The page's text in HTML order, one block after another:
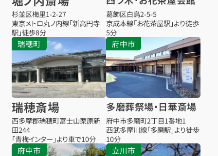
杉並区梅里1-2-27
東京メトロ丸ノ内線「新高円寺
駅」徒歩8分
葛飾区白鳥2-5-5
京成本線「お花茶屋駅」より徒歩
5分
瑞穂町
瑞穂斎場
西多摩郡瑞穂町富士山栗原新
田244
「青梅インター」より車で10分
府中市
多磨葬祭場・日華斎場
府中市多磨町2丁目1番地1
西武多摩川線「多磨駅」より徒歩
10分
府中市 立川市